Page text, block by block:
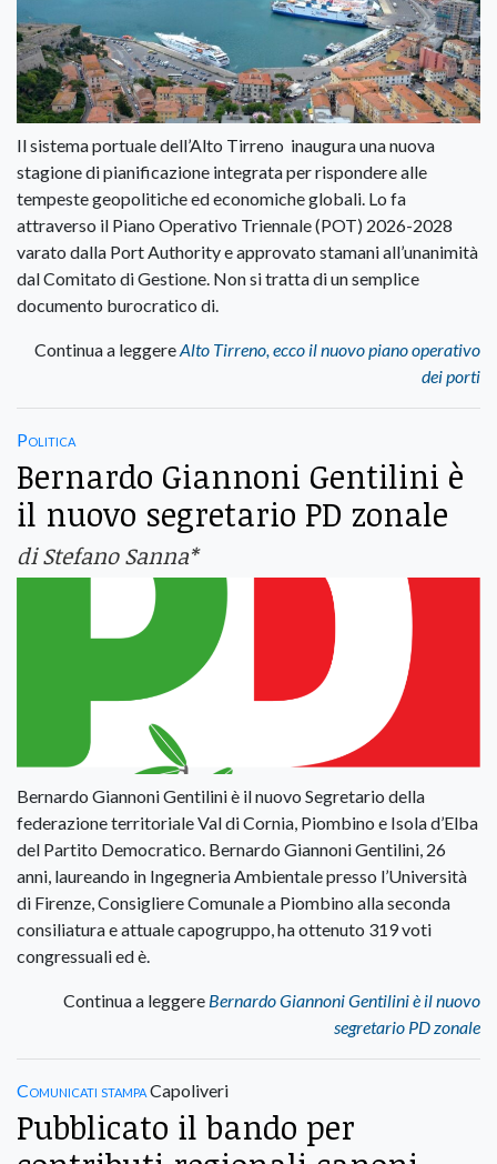
Il sistema portuale dell’Alto Tirreno inaugura una nuova
stagione di pianificazione integrata per rispondere alle
tempeste geopolitiche ed economiche globali. Lo fa
attraverso il Piano Operativo Triennale (POT) 2026-2028
varato dalla Port Authority e approvato stamani all’unanimità
dal Comitato di Gestione. Non si tratta di un semplice
documento burocratico di.
Continua a leggereAlto Tirreno, ecco il nuovo piano operativo
dei porti
Politica
Bernardo Giannoni Gentilini è
il nuovo segretario PD zonale
di Stefano Sanna*
Bernardo Giannoni Gentilini è il nuovo Segretario della
federazione territoriale Val di Cornia, Piombino e Isola d’Elba
del Partito Democratico. Bernardo Giannoni Gentilini, 26
anni, laureando in Ingegneria Ambientale presso l’Università
di Firenze, Consigliere Comunale a Piombino alla seconda
consiliatura e attuale capogruppo, ha ottenuto 319 voti
congressuali ed è.
Continua a leggere Bernardo Giannoni Gentilini è il nuovo
segretario PD zonale
Comunicati stampaCapoliveri
Pubblicato il bando per